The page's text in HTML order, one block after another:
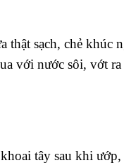
thật sạch, chẻ khúc
với nước sôi, vớt ra
tây sau khi ướp,